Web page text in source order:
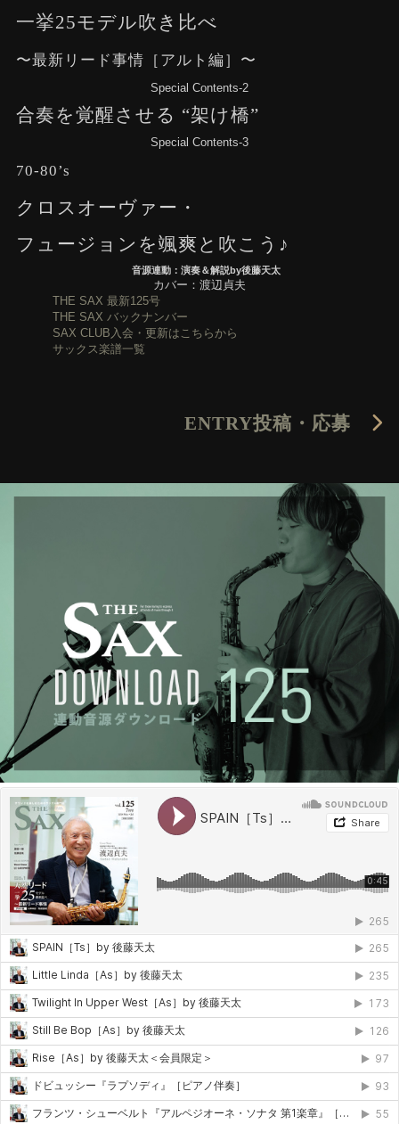
一挙25モデル吹き比べ
〜最新リード事情［アルト編］〜
Special Contents-2
合奏を覚醒させる “架け橋”
Special Contents-3
70-80’s
クロスオーヴァー・
フュージョンを颯爽と吹こう♪
音源連動：演奏＆解説by後藤天太
カバー：渡辺貞夫
THE SAX 最新125号
THE SAX バックナンバー
SAX CLUB入会・更新はこちらから
サックス楽譜一覧
ENTRY投稿・応募